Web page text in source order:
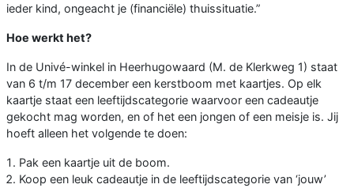
ieder kind, ongeacht je (financiële) thuissituatie.”
Hoe werkt het?
In de Univé-winkel in Heerhugowaard (M. de Klerkweg 1) staat
van 6 t/m 17 december een kerstboom met kaartjes. Op elk
kaartje staat een leeftijdscategorie waarvoor een cadeautje
gekocht mag worden, en of het een jongen of een meisje is. Jij
hoeft alleen het volgende te doen:
Pak een kaartje uit de boom.
Koop een leuk cadeautje in de leeftijdscategorie van ‘jouw’